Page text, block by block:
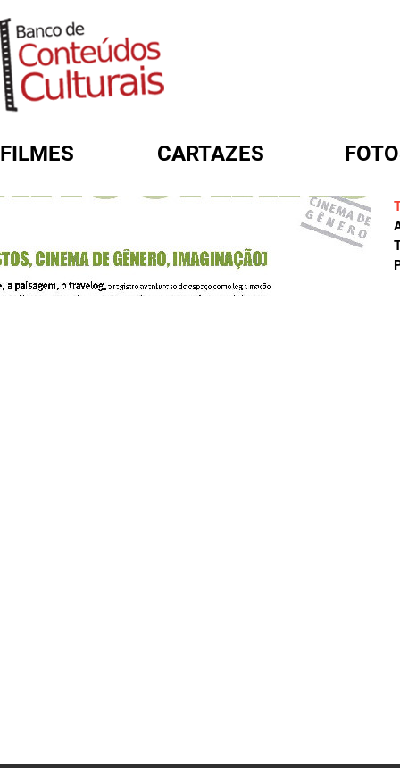
FILMES CARTAZES
FORMULÁRIO DE BUSCA